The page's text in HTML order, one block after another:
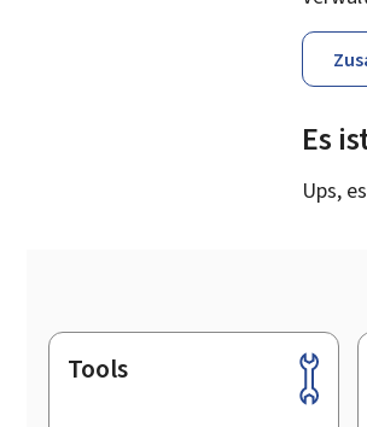
Es
Ups,
Footer
Tools